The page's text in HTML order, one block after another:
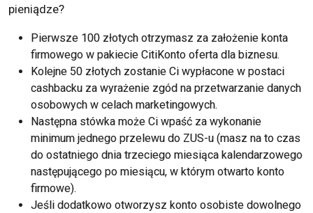
pieniądze?
Pierwsze 100 złotych otrzymasz za założenie konta
firmowego w pakiecie CitiKonto oferta dla biznesu.
Kolejne 50 złotych zostanie Ci wypłacone w postaci
cashbacku za wyrażenie zgód na przetwarzanie danych
osobowych w celach marketingowych.
Następna stówka może Ci wpaść za wykonanie
minimum jednego przelewu do ZUS-u (masz na to czas
do ostatniego dnia trzeciego miesiąca kalendarzowego
następującego po miesiącu, w którym otwarto konto
firmowe).
Jeśli dodatkowo otworzysz konto osobiste dowolnego